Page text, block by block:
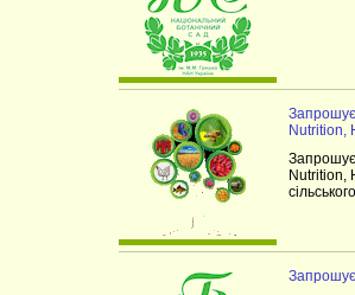
Nutrition,
Nutrition,